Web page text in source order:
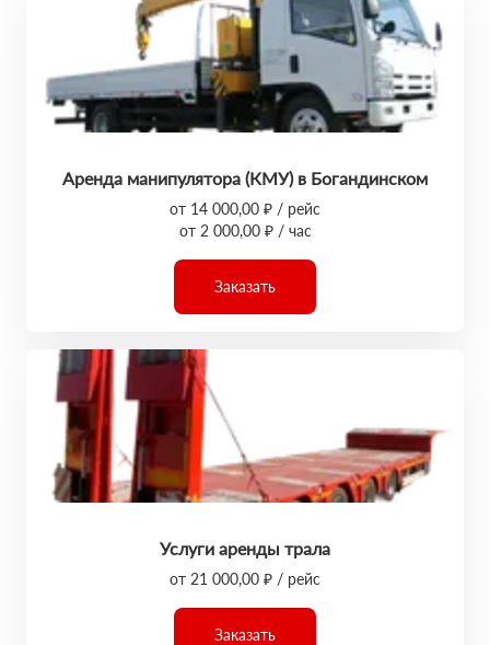
Аренда манипулятора (КМУ) в Богандинском
от 14 000,00 ₽ / рейс
от 2 000,00 ₽ / час
Заказать
Услуги аренды трала
от 21 000,00 ₽ / рейс
Заказать